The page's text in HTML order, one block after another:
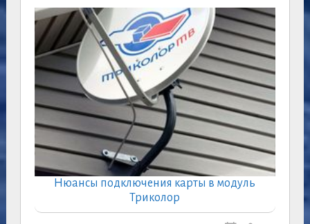
Нюансы подключения карты в модуль
Триколор